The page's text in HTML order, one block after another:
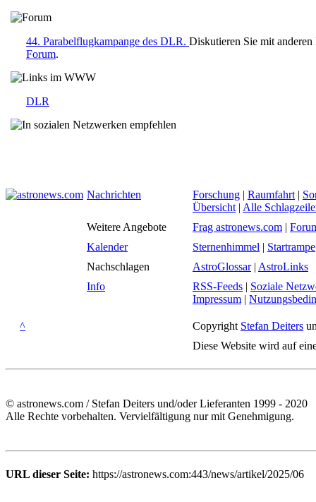
44. Parabelflugkampange des DLR. Diskutieren Sie mit
Forum.
DLR
Nachrichten Forschung | Raumfahrt |
Übersicht | Alle
Weitere Angebote
Frag astronews.com |
Kalender
Sternenhimmel | Startrampe
Nachschlagen
AstroGlossar| AstroLinks
Info
RSS-Feeds | Soziale
Impressum |
^ Copyright Stefan Deiters
Diese Website wird auf
© astronews.com / Stefan Deiters und/oder Lieferanten 1999 - 2020
Alle Rechte vorbehalten. Vervielfältigung nur mit Genehmigung.
URL dieser Seite: https://astronews.com:443/news/artikel/2025/06